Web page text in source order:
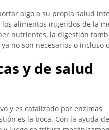
algo a su propia salud
alimentos ingeridos de la
nutrientes, la digestión
no son necesarios o incluso
y de salud
y es catalizado por enzimas
es la boca. Con la ayuda